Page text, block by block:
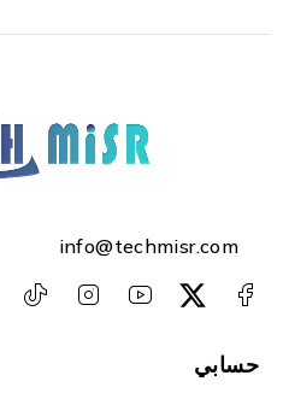
info@techmisr.com
حسابي